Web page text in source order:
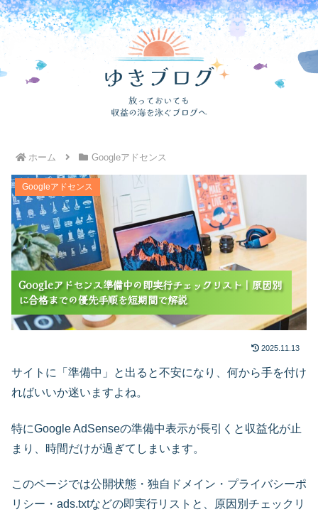
ホーム Googleアドセンス
Googleアドセンス準備中の即実行チェックリスト｜原
因別に合格までの優先手順を短期間で解説
Googleアドセンス準備中の即実行チェックリスト｜原因別
に合格までの優先手順を短期間で解説
Googleアドセンス準備中の即実行チェックリスト｜原因別
に合格までの優先手順を短期間で解説
Googleアドセンス準備中の即実行チェックリスト｜原因別
に合格までの優先手順を短期間で解説
Googleアドセンス
2025.11.13
サイトに「準備中」と出ると不安になり、何から手を付け
ればいいか迷いますよね。
特にGoogle AdSenseの準備中表示が長引くと収益化が止
まり、時間だけが過ぎてしまいます。
このページでは公開状態・独自ドメイン・プライバシーポ
リシー・ads.txtなどの即実行リストと、原因別チェックリ